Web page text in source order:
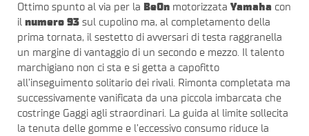
Ottimo spunto al via per la BeOn motorizzata Yamaha con
il numero 93 sul cupolino ma, al completamento della
prima tornata, il sestetto di avversari di testa raggranella
un margine di vantaggio di un secondo e mezzo. Il talento
marchigiano non ci sta e si getta a capofitto
all’inseguimento solitario dei rivali. Rimonta completata ma
successivamente vanificata da una piccola imbarcata che
costringe Gaggi agli straordinari. La guida al limite sollecita
la tenuta delle gomme e l’eccessivo consumo riduce la